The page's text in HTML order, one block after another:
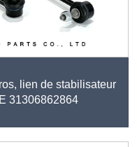
lien de stabilisateur
31306862864